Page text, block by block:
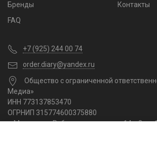
Бренды
FAQ
Контакты
+7 (925) 244 00 74
order.diary@yandex.ru
Общество с ограниченной
Медиа»
ИНН 773137853470
ОГРНИП 315774600375880
г. Москва, ул. Рублевское шоссе, д.14 к.3 кв.